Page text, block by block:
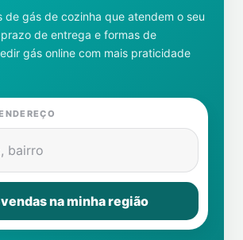
de gás de cozinha que atendem o seu
de entrega e formas de
gás online com mais praticidade
bairro
na minha região